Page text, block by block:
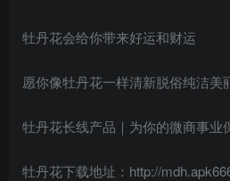
牡丹花会给你带来好运和财运
愿你像牡丹花一样清新脱俗纯洁美
牡丹花长线产品｜为你的微商事业
牡丹花下载地址：http://